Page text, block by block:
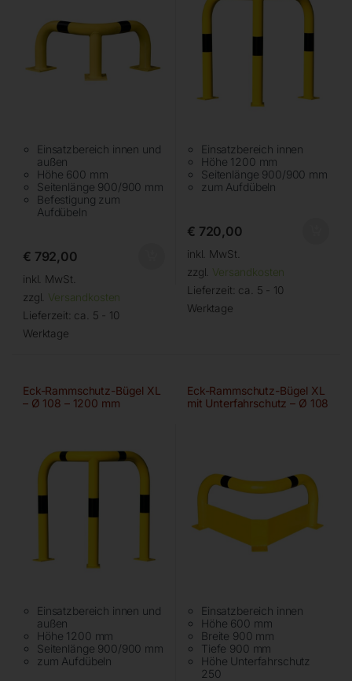
Einsatzbereich innen und
außen
Höhe 600 mm
Seitenlänge 900/900 mm
Befestigung zum
Aufdübeln
€ 792,00
inkl. MwSt.
zzgl. Versandkosten
Lieferzeit: ca. 5 - 10
Werktage
Einsatzbereich innen
Höhe 1200 mm
Seitenlänge 900/900 mm
zum Aufdübeln
€ 720,00
inkl. MwSt.
zzgl. Versandkosten
Lieferzeit: ca. 5 - 10
Werktage
Eck-Rammschutz-Bügel XL
– Ø 108 – 1200 mm
Einsatzbereich innen und
außen
Höhe 1200 mm
Seitenlänge 900/900 mm
zum Aufdübeln
Eck-Rammschutz-Bügel XL
mit Unterfahrschutz – Ø 108
Einsatzbereich innen
Höhe 600 mm
Breite 900 mm
Tiefe 900 mm
Höhe Unterfahrschutz
250